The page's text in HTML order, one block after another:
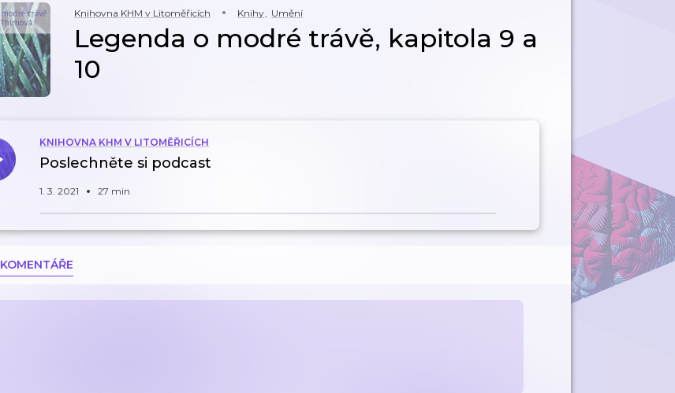
Knihovna KHM v Litoměřicích Knihy, Umění
Legenda o modré trávě, kapitola 9 a
10
KNIHOVNA KHM V LITOMĚŘICÍCH
Poslechněte si podcast
1. 3. 2021 27 min
KOMENTÁŘE